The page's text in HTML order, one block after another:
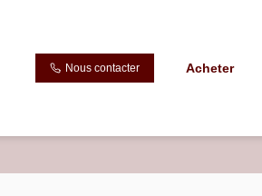
Nous contacter Acheter